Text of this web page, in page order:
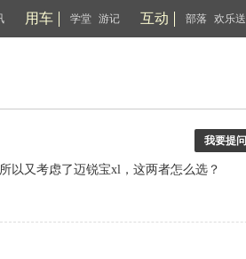
用车 学堂 游记 互动 部落 欢乐送
我要提问
以又考虑了迈锐宝xl，这两者怎么选？